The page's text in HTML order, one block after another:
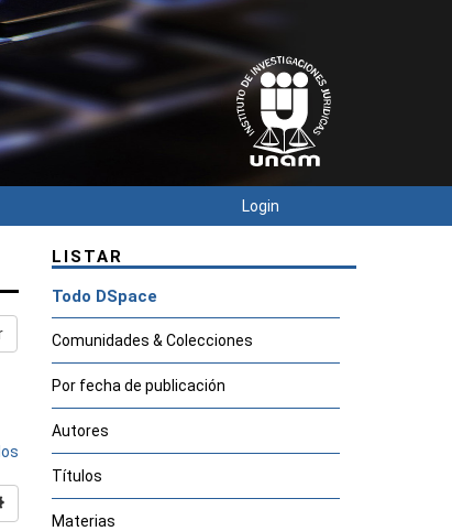
Login
LISTAR
Todo DSpace
Comunidades & Colecciones
Por fecha de publicación
Autores
Títulos
Materias